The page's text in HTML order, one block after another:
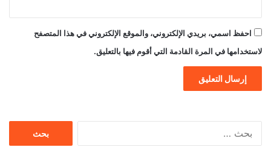
احفظ اسمي، بريدي الإلكتروني، والموقع الإلكتروني في هذا المتصفح
لاستخدامها في المرة القادمة التي أقوم فيها بالتعليق.